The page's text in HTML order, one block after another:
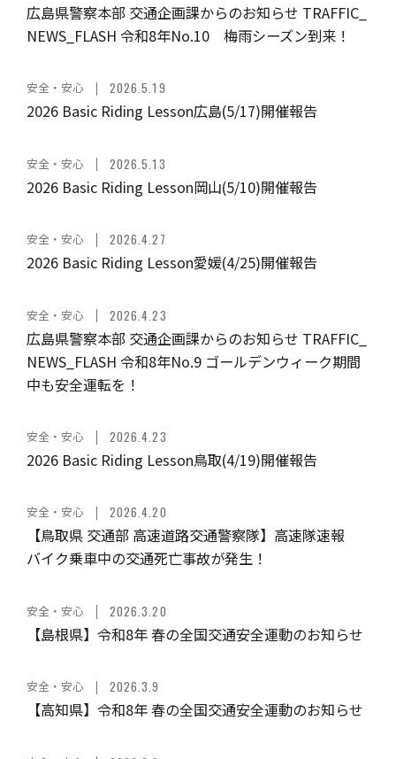
広島県警察本部 交通企画課からのお知らせ TRAFFIC_
NEWS_FLASH 令和8年No.10 梅雨シーズン到来！
安全・安心 2026.5.19
2026 Basic Riding Lesson広島(5/17)開催報告
安全・安心 2026.5.13
2026 Basic Riding Lesson岡山(5/10)開催報告
安全・安心 2026.4.27
2026 Basic Riding Lesson愛媛(4/25)開催報告
安全・安心 2026.4.23
広島県警察本部 交通企画課からのお知らせ TRAFFIC_
NEWS_FLASH 令和8年No.9 ゴールデンウィーク期間
中も安全運転を！
安全・安心 2026.4.23
2026 Basic Riding Lesson鳥取(4/19)開催報告
安全・安心 2026.4.20
【鳥取県 交通部 高速道路交通警察隊】高速隊速報
バイク乗車中の交通死亡事故が発生！
安全・安心 2026.3.20
【島根県】令和8年 春の全国交通安全運動のお知らせ
安全・安心 2026.3.9
【高知県】令和8年 春の全国交通安全運動のお知らせ